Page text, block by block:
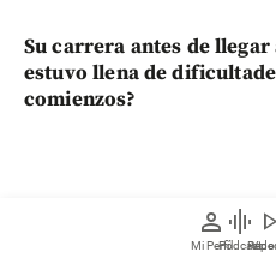
person
Mi Perfil
graphic_eq
Pódcast
play_arrow
Su carrera antes de
estuvo llena de
comienzos?